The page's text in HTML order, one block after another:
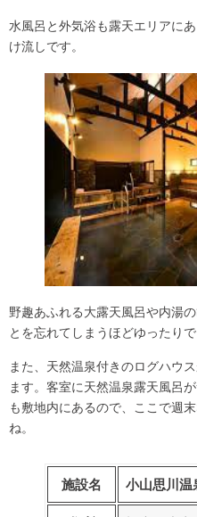
水風呂と外気浴も露天エリアにあ
け流しです。
野趣あふれる大露天風呂や内湯
とを忘れてしまうほどゆったりで
また、天然温泉付きのログハウ
ます。客室に天然温泉露天風呂
も敷地内にあるので、ここで週
ね。
施設名 小山思川温